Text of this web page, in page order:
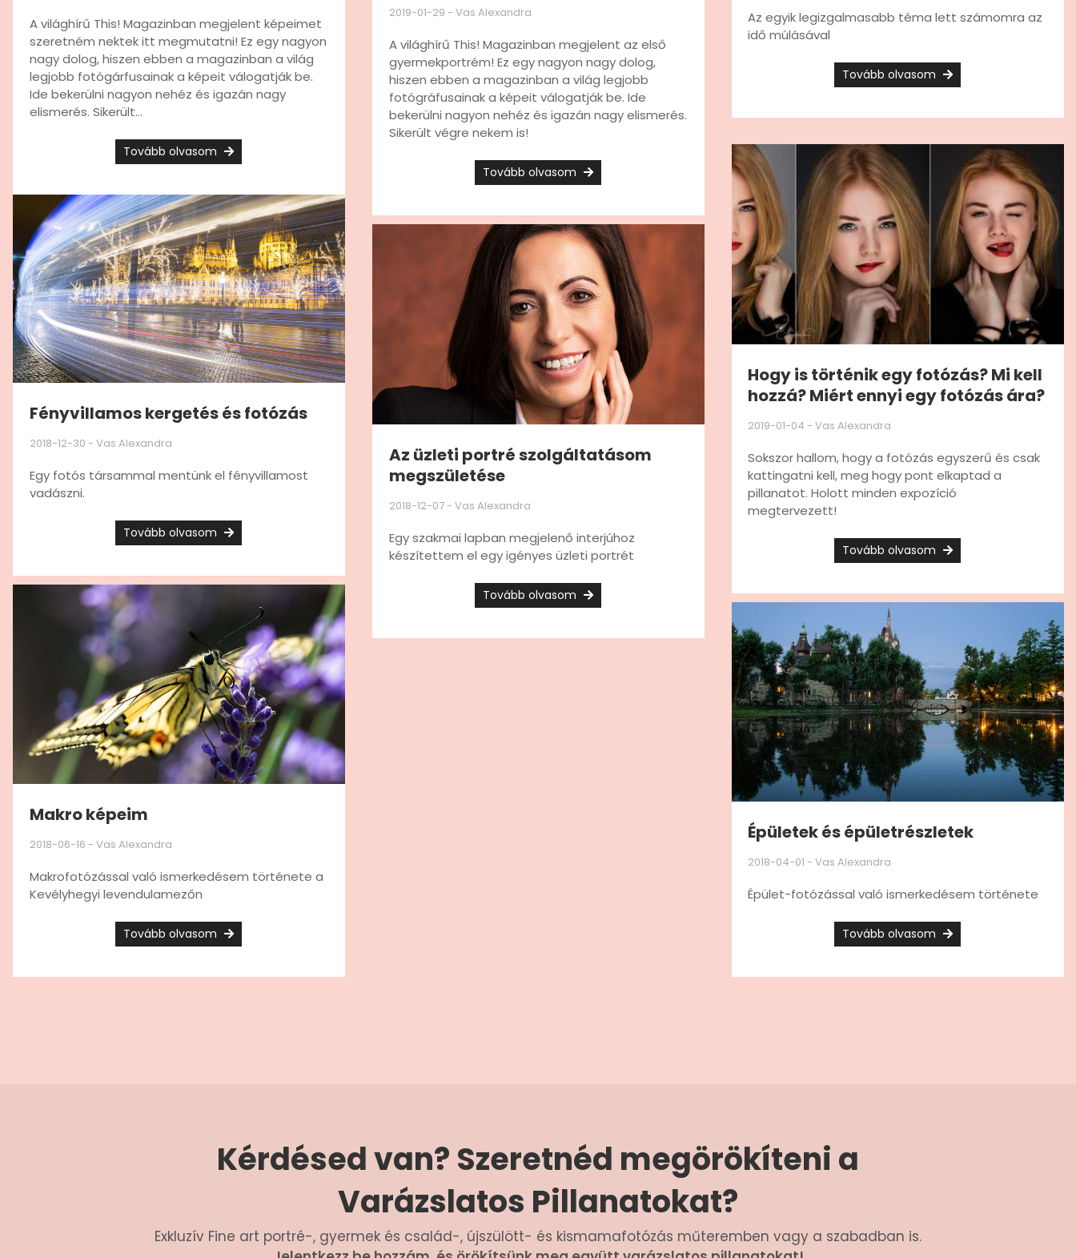
A világhírű This! Magazinban megjelent képeimet
szeretném nektek itt megmutatni! Ez egy nagyon
nagy dolog, hiszen ebben a magazinban a világ
legjobb fotógárfusainak a képeit válogatják be.
Ide bekerülni nagyon nehéz és igazán nagy
elismerés. Sikerült...
Tovább olvasom
2019-01-29 - Vas Alexandra
A világhírű This! Magazinban megjelent az első
gyermekportrém! Ez egy nagyon nagy dolog,
hiszen ebben a magazinban a világ legjobb
fotógráfusainak a képeit válogatják be. Ide
bekerülni nagyon nehéz és igazán nagy elismerés.
Sikerült végre nekem is!
Tovább olvasom
Az egyik legizgalmasabb téma lett számomra az
idő múlásával
Tovább olvasom
Hogy is történik egy fotózás? Mi kell
hozzá? Miért ennyi egy fotózás ára?
2019-01-04 -Vas Alexandra
Sokszor hallom, hogy a fotózás egyszerű és csak
kattingatni kell, meg hogy pont elkaptad a
pillanatot. Holott minden expozíció
megtervezett!
Tovább olvasom
Fényvillamos kergetés és fotózás
2018-12-30 - Vas Alexandra
Egy fotós társammal mentünk el fényvillamost
vadászni.
Tovább olvasom
Az üzleti portré szolgáltatásom
megszületése
2018-12-07 - Vas Alexandra
Egy szakmai lapban megjelenő interjúhoz
készítettem el egy igényes üzleti portrét
Tovább olvasom
Makro képeim
2018-06-16 - Vas Alexandra
Makrofotózással való ismerkedésem története a
Kevélyhegyi levendulamezőn
Tovább olvasom
Épületek és épületrészletek
2018-04-01 -Vas Alexandra
Épület-fotózással való ismerkedésem története
Tovább olvasom
Kérdésed van? Szeretnéd megörökíteni a
Varázslatos Pillanatokat?
Exkluzív Fine art portré-, gyermek és család-, újszülött- és kismamafotózás műteremben vagy a szabadban is.